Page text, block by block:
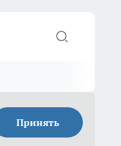
Принять